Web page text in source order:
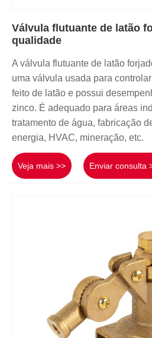
Válvula flutuante de latão
qualidade
A válvula flutuante de latão
uma válvula usada para
feito de latão e possui
zinco. É adequado para áreas
tratamento de água, fabricação
energia, HVAC, mineração, etc.
Veja mais >> Enviar consulta